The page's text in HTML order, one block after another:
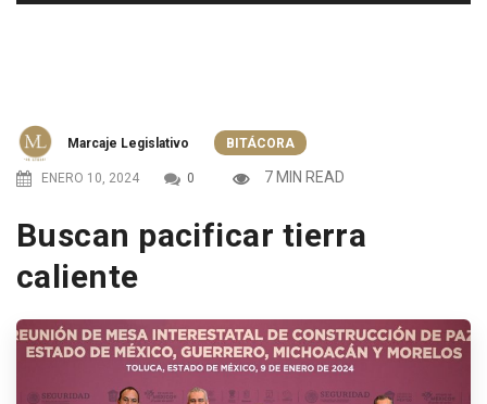
Marcaje Legislativo BITÁCORA
ENERO 10, 2024 0 7 MIN READ
Buscan pacificar tierra
caliente